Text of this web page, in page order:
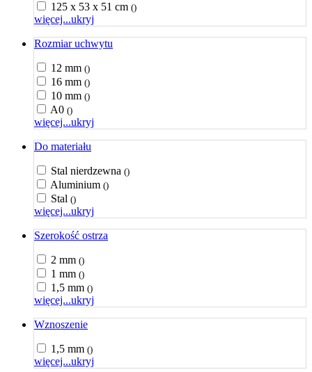
125 x 53 x 51 cm ()
więcej...ukryj
Rozmiar uchwytu
12 mm ()
16 mm ()
10 mm ()
A0 ()
więcej...ukryj
Do materiału
Stal nierdzewna ()
Aluminium ()
Stal ()
więcej...ukryj
Szerokość ostrza
2 mm ()
1 mm ()
1,5 mm ()
więcej...ukryj
Wznoszenie
1,5 mm ()
więcej...ukryj